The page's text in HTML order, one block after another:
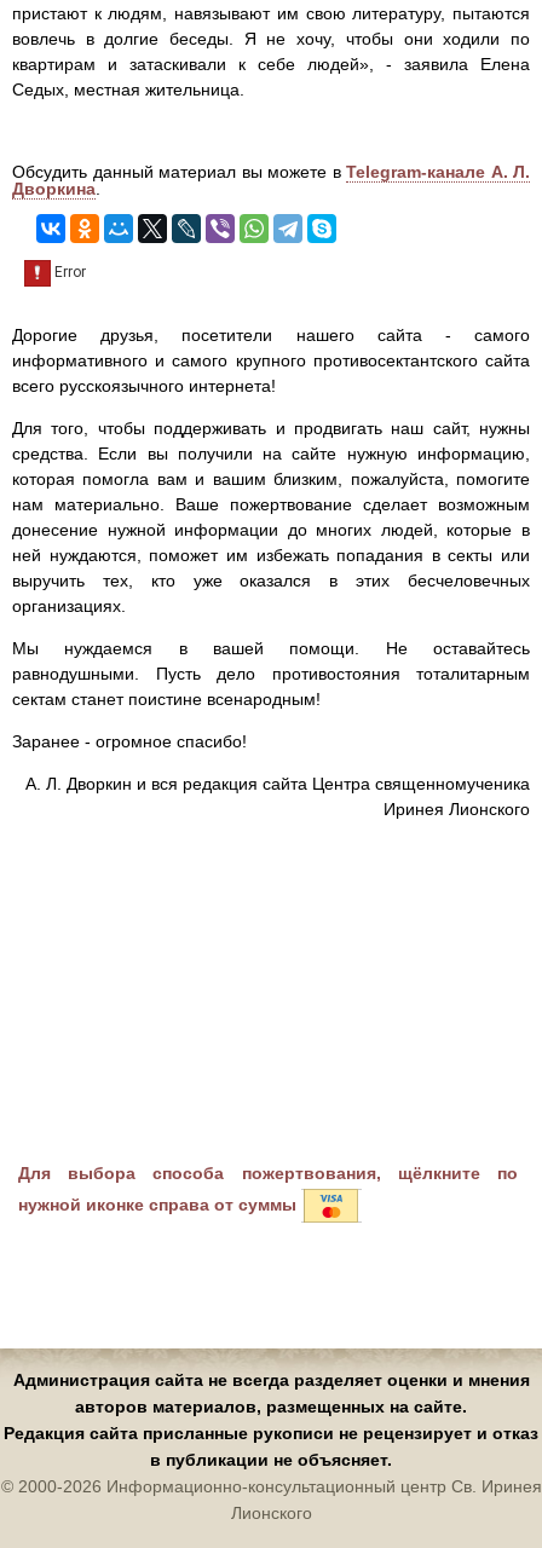
пристают к людям, навязывают им свою литературу, пытаются
вовлечь в долгие беседы. Я не хочу, чтобы они ходили по
квартирам и затаскивали к себе людей», - заявила Елена
Седых, местная жительница.
Обсудить данный материал вы можете в Telegram-канале А. Л.
Дворкина
Дорогие друзья, посетители нашего сайта - самого
информативного и самого крупного противосектантского сайта
всего русскоязычного интернета!
Для того, чтобы поддерживать и продвигать наш сайт, нужны
средства. Если вы получили на сайте нужную информацию,
которая помогла вам и вашим близким, пожалуйста, помогите
нам материально. Ваше пожертвование сделает возможным
донесение нужной информации до многих людей, которые в
ней нуждаются, поможет им избежать попадания в секты или
выручить тех, кто уже оказался в этих бесчеловечных
организациях.
Мы нуждаемся в вашей помощи. Не оставайтесь
равнодушными. Пусть дело противостояния тоталитарным
сектам станет поистине всенародным!
Заранее - огромное спасибо!
А. Л. Дворкин и вся редакция сайта Центра священномученика
Иринея Лионского
Для выбора способа пожертвования, щёлкните по
нужной иконке справа от суммы
Администрация сайта не всегда разделяет оценки и мнения
авторов материалов, размещенных на сайте.
Редакция сайта присланные рукописи не рецензирует и отказ
в публикации не объясняет.
© 2000-2026 Информационно-консультационный центр Св. Иринея
Лионского